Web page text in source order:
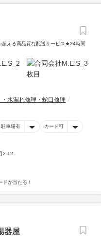
超える高品質な配送サービス★24時間
・水漏れ修理・蛇口修理
駐車場有 カード可
2-12
が当たる！
器屋